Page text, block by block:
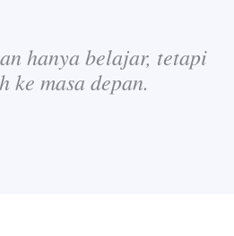
hanya belajar, tetapi
ke masa depan.